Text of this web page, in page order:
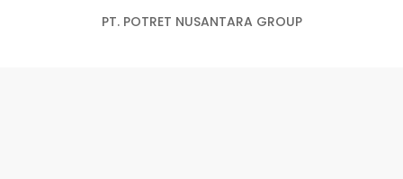
PT. POTRET NUSANTARA GROUP